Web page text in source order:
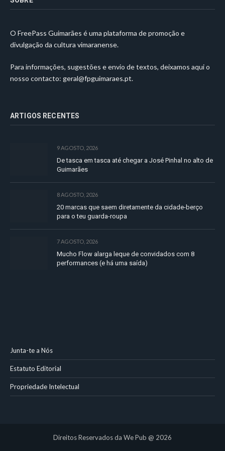
O FreePass Guimarães é uma plataforma de promoção e
divulgação da cultura vimaranense.
Para informações, sugestões e envio de textos, deixamos aqui o
nosso contacto: geral@fpguimaraes.pt.
ARTIGOS RECENTES
9 AGOSTO, 2026
De tasca em tasca até chegar a José Pinhal no alto de
Guimarães
8 AGOSTO, 2026
20 marcas que saem diretamente da cidade-berço
para o teu guarda-roupa
7 AGOSTO, 2026
Mucho Flow alarga leque de convidados com 8
performances (e há uma saída)
Junta-te a Nós
Estatuto Editorial
Propriedade Intelectual
Direitos Reservados da We Pub @ 2026